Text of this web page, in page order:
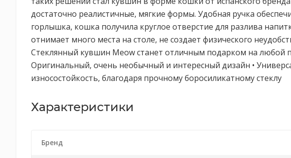
достаточно реалистичные, мягкие формы. Удобная ручка
горлышка, кошка получила круглое отверстие для разлива
отнимает много места на столе, не создает физического
Стеклянный кувшин Meow станет отличным подарком на любой
Оригинальный, очень необычный и интересный дизайн •
износостойкость, благодаря прочному боросиликатному стеклу
Характеристики
Бренд